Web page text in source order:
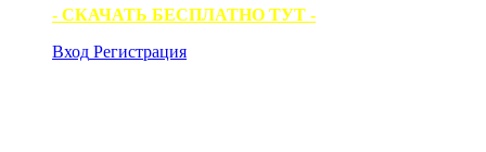
- СКАЧАТЬ БЕСПЛАТНО ТУТ -
Вход Регистрация